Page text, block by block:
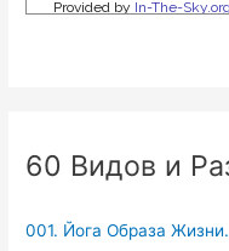
60 Видов и
001. Йога Образа